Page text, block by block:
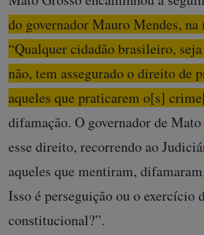
do governador Mauro Mendes, na
“Qualquer cidadão brasileiro,
não, tem assegurado o direito de
aqueles que praticarem o[s]
difamação. O governador de Mato
esse direito, recorrendo ao
aqueles que mentiram,
Isso é perseguição ou o exercício
constitucional?”.